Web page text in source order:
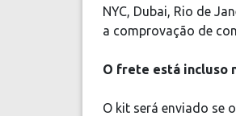
NYC, Dubai, Rio de
a comprovação de
O frete está incluso
O kit será enviado se